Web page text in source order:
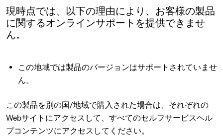
現時点では、以下の理由により、お客様の製品
に関するオンラインサポートを提供できませ
ん。
この地域では製品のバージョンはサポートされていませ
ん。
この製品を別の国/地域で購入された場合は、それぞれの
Webサイトにアクセスして、すべてのセルフサービスヘル
プコンテンツにアクセスしてください。